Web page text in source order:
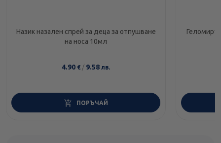
Назик назален спрей за деца за отпушване
на носа 10мл
4.90 € / 9.58 лв.
ПОРЪЧАЙ